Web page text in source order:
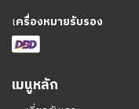
เครื่องหมายรับรอง
เมนูหลัก